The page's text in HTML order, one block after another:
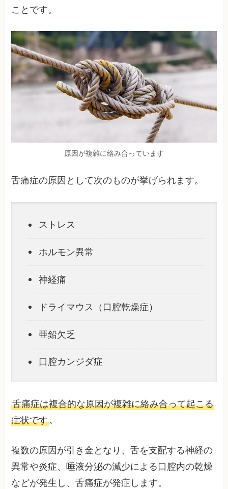
ことです。
原因が複雑に絡み合っています
舌痛症の原因として次のものが挙げられます。
ストレス
ホルモン異常
神経痛
ドライマウス（口腔乾燥症）
亜鉛欠乏
口腔カンジダ症
舌痛症は複合的な原因が複雑に絡み合って起こる
症状です。
複数の原因が引き金となり、舌を支配する神経の
異常や炎症、唾液分泌の減少による口腔内の乾燥
などが発生し、舌痛症が発症します。